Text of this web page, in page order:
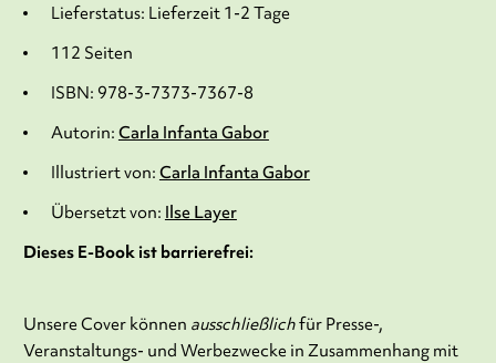
Übersetzt von: Ilse Layer
Lieferstatus: Lieferzeit 1-2 Tage
ISBN: 978-3-7373-7367-8
112 Seiten
Autorin: Carla Infanta Gabor
Illustriert von: Carla Infanta Gabor
Dieses E-Book ist barrierefrei:
Unsere Cover können ausschließlichfür Presse-,
Veranstaltungs- und Werbezwecke in Zusammenhang mit